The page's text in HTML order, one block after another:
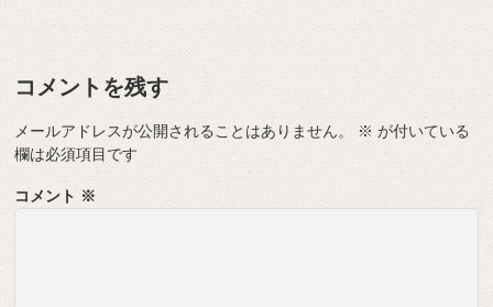
コメントを残す
メールアドレスが公開されることはありません。 ※ が付いている
欄は必須項目です
コメント ※